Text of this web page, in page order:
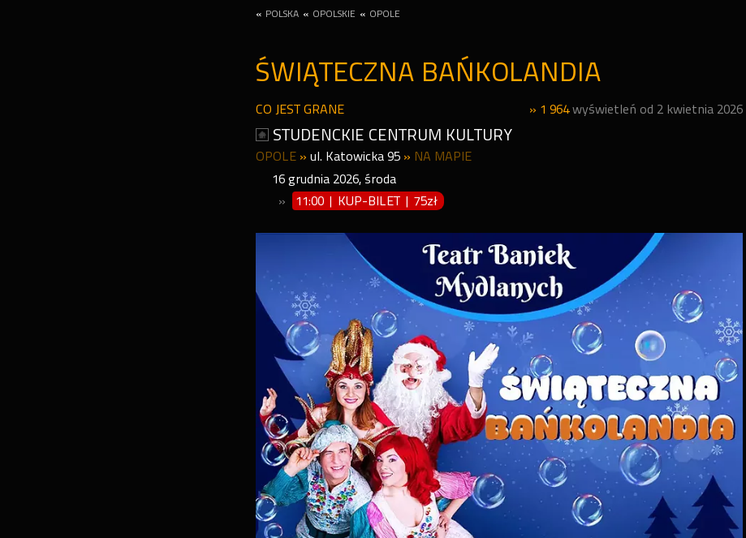
« POLSKA « OPOLSKIE « OPOLE
ŚWIĄTECZNA BAŃKOLANDIA
CO JEST GRANE » 1 964wyświetleń od 2 kwietnia 2026
STUDENCKIE CENTRUM KULTURY
OPOLE » ul. Katowicka 95 » NA MAPIE
16 grudnia 2026,środa
»
11:00 | KUP-BILET |75zł